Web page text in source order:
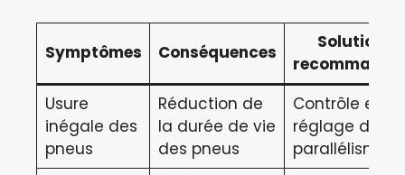
Symptômes Conséquences
Solutions
Usure
inégale des
pneus
Réduction de
la durée de vie
des pneus
Contrôle et
réglage du
parallélisme